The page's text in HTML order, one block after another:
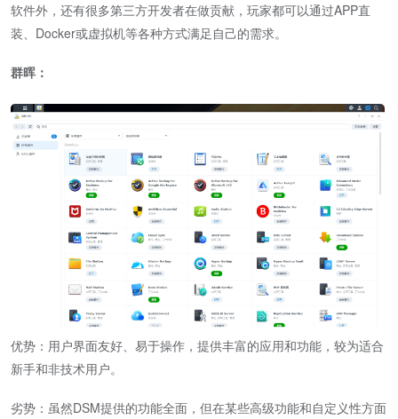
软件外，还有很多第三方开发者在做贡献，玩家都可以通过APP直
装、Docker或虚拟机等各种方式满足自己的需求。
群晖：
优势：用户界面友好、易于操作，提供丰富的应用和功能，较为适合
新手和非技术用户。
劣势：虽然DSM提供的功能全面，但在某些高级功能和自定义性方面